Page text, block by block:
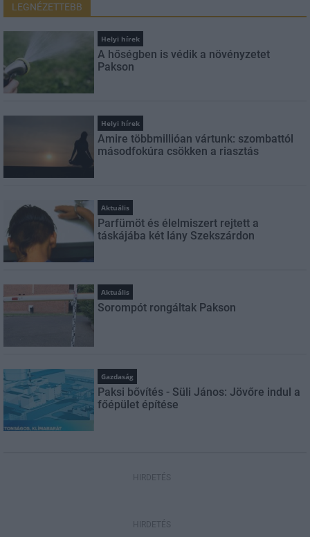
LEGNÉZETTEBB
Helyi hírek
A hőségben is védik a növényzetet
Pakson
Helyi hírek
Amire többmillióan vártunk: szombattól
másodfokúra csökken a riasztás
Aktuális
Parfümöt és élelmiszert rejtett a
táskájába két lány Szekszárdon
Aktuális
Sorompót rongáltak Pakson
Gazdaság
Paksi bővítés - Süli János: Jövőre indul a
főépület építése
HIRDETÉS
HIRDETÉS